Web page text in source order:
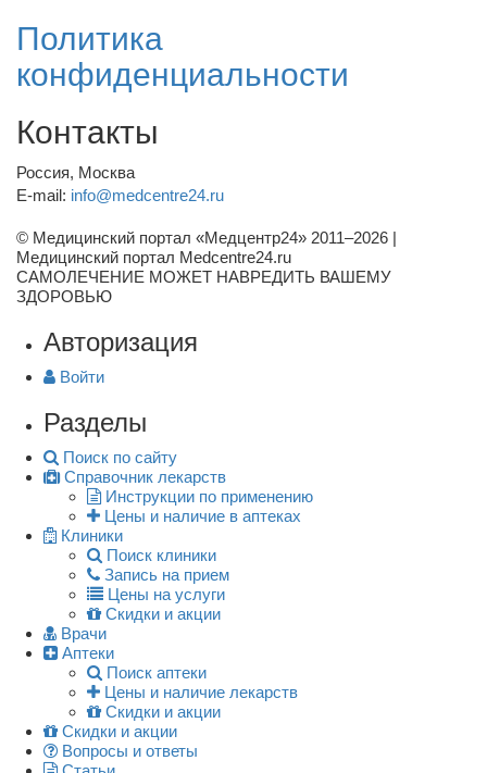
Политика
конфиденциальности
Контакты
Россия, Москва
E-mail: info@medcentre24.ru
© Медицинский портал «Медцентр24» 2011–2026 |
Медицинский портал Medcentre24.ru
САМОЛЕЧЕНИЕ МОЖЕТ НАВРЕДИТЬ ВАШЕМУ
ЗДОРОВЬЮ
Авторизация
Войти
Разделы
Поиск по сайту
Справочник лекарств
Инструкции по применению
Цены и наличие в аптеках
Клиники
Поиск клиники
Запись на прием
Цены на услуги
Скидки и акции
Врачи
Аптеки
Поиск аптеки
Цены и наличие лекарств
Скидки и акции
Скидки и акции
Вопросы и ответы